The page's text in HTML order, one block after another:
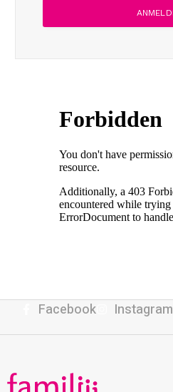
Facebook Instagram